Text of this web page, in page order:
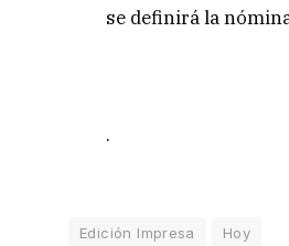
se definirá la
.
Edición Impresa Hoy